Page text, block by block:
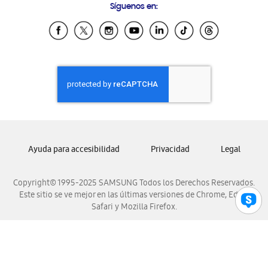
Samsung Ecuador
Samsung El Salvador
Samsung Honduras
Samsung Nicaragua
Samsung Panamá
Samsung Venezuela
Síguenos en:
Copyright© 1995-2025 SAMSUNG Todos los Derechos Reservados.
Este sitio se ve mejor en las últimas versiones de Chrome, Edge,
Safari y Mozilla Firefox.
Ayuda para accesibilidad Privacidad Legal